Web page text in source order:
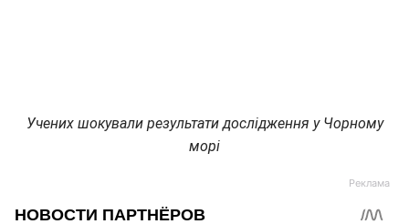
Учених шокували результати дослідження у Чорному
морі